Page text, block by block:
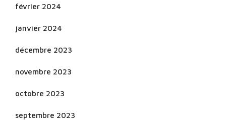
février 2024
janvier 2024
décembre 2023
novembre 2023
octobre 2023
septembre 2023